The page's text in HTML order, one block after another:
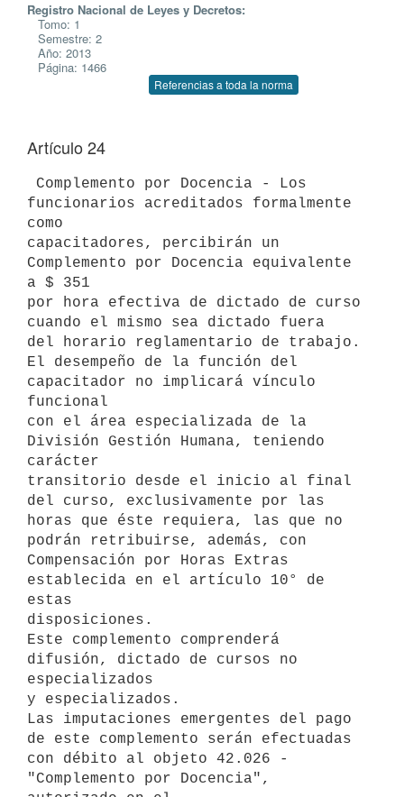
Registro Nacional de Leyes y Decretos:
Tomo: 1
Semestre: 2
Año: 2013
Página: 1466
Referencias a toda la norma
Artículo 24
funcionarios acreditados formalmente
como
capacitadores, percibirán un
Complemento por Docencia equivalente
a $ 351
por hora efectiva de dictado de curso
cuando el mismo sea dictado fuera
del horario reglamentario de trabajo.
El desempeño de la función del
capacitador no implicará vínculo
funcional
con el área especializada de la
División Gestión Humana, teniendo
carácter
transitorio desde el inicio al final
del curso, exclusivamente por las
horas que éste requiera, las que no
podrán retribuirse, además, con
Compensación por Horas Extras
establecida en el artículo 10° de
estas
disposiciones.
Este complemento comprenderá
difusión, dictado de cursos no
especializados
y especializados.
Las imputaciones emergentes del pago
de este complemento serán efectuadas
con débito al objeto 42.026 -
"Complemento por Docencia",